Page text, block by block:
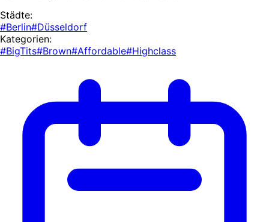
Städte:
#Berlin#Düsseldorf
Kategorien:
#BigTits#Brown#Affordable#Highclass